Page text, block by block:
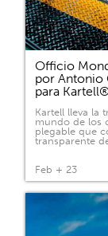
Officio
por Antonio
para
Kartell lleva la
mundo de los
plegable que
transparente
Feb + 23